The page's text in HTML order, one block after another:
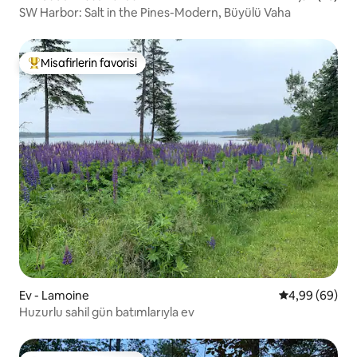
SW Harbor: Salt in the Pines-Modern, Büyülü Vaha
Misafirlerin favorilerinden en beğenilenler arasında
Misafirlerin favorisi
Ev - Lamoine 5 üzerinden
4,99 (69)
Huzurlu sahil gün batımlarıyla ev